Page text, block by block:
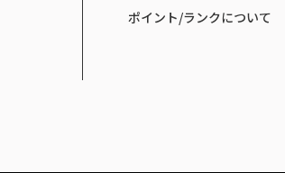
ポイント/ランクについて